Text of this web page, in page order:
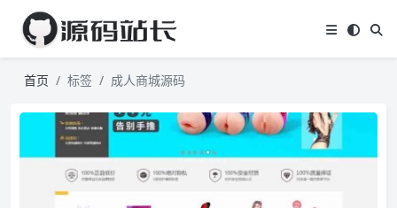
首页 标签 成人商城源码